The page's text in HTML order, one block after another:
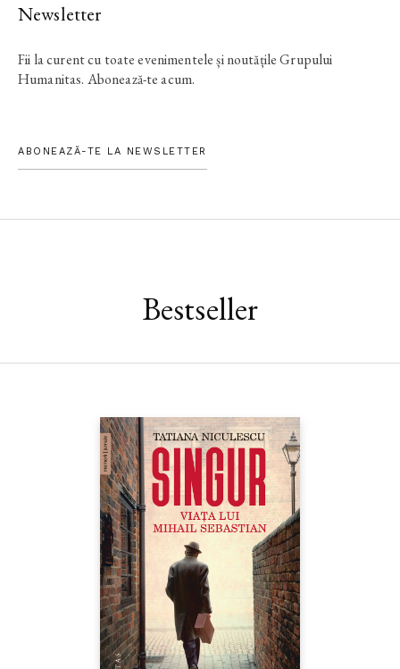
Newsletter
Fii la curent cu toate evenimentele și noutățile Grupului
Humanitas. Abonează-te acum.
ABONEAZĂ-TE LA NEWSLETTER
Bestseller